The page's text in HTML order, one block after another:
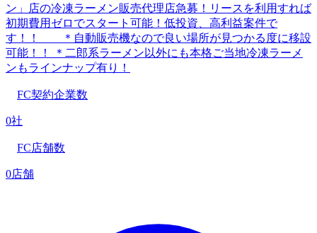
ン」店の冷凍ラーメン販売代理店急募！リースを利用すれば
初期費用ゼロでスタート可能！低投資、高利益案件で
す！！ ＊自動販売機なので良い場所が見つかる度に移設
可能！！ ＊二郎系ラーメン以外にも本格ご当地冷凍ラーメ
ンもラインナップ有り！
FC契約企業数
0社
FC店舗数
0店舗